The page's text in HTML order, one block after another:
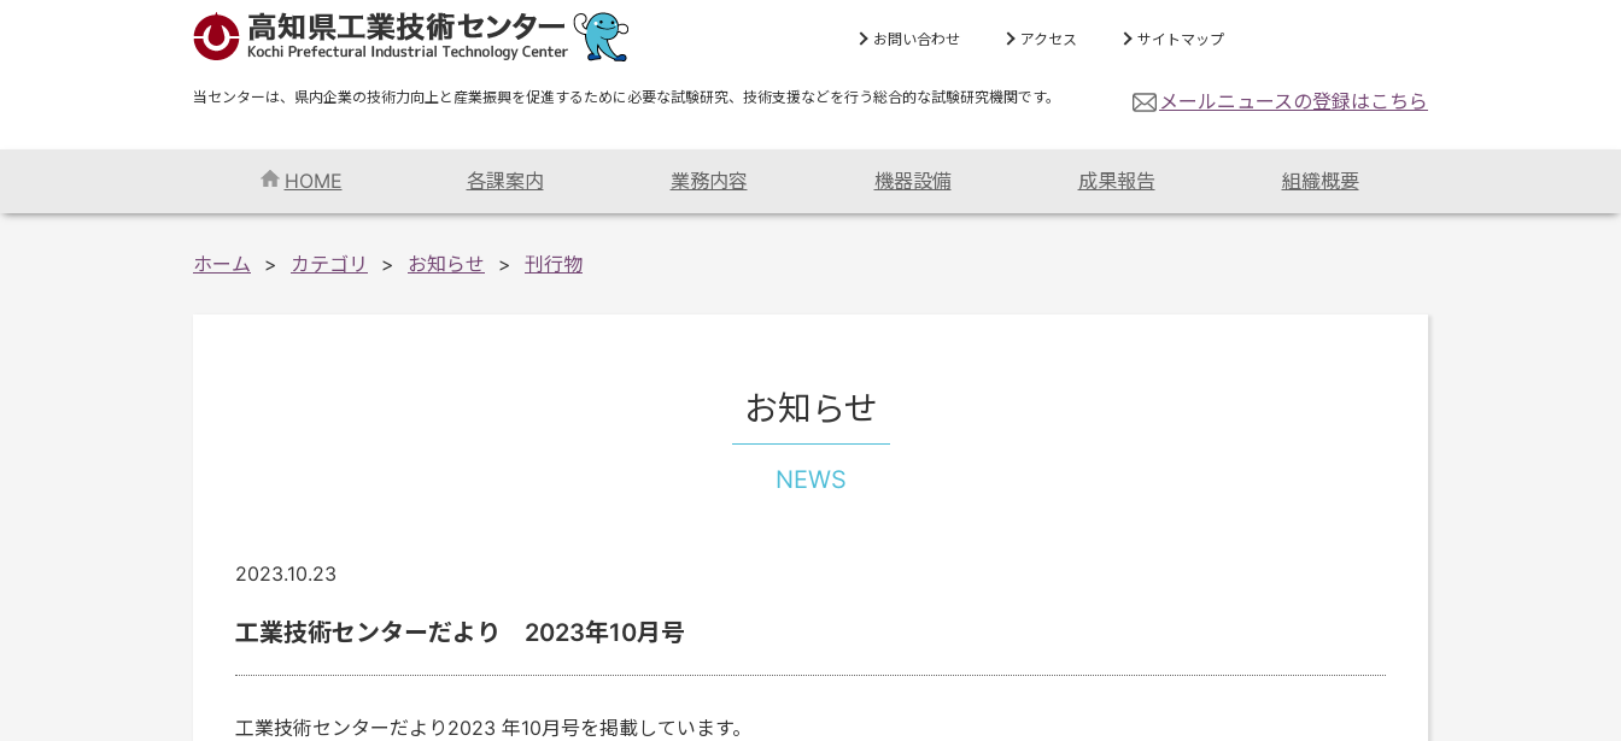
お問い合わせ アクセス サイトマップ
当センターは、県内企業の技術力向上と産業振興を促進するために必要な試験研究、技術支援などを行う総合的な試験研究機関です。 メールニュースの登録はこちら
HOME 各課案内 業務内容 機器設備 成果報告 組織概要
ホーム カテゴリ お知らせ 刊行物
お知らせ
NEWS
2023.10.23
工業技術センターだより 2023年10月号
工業技術センターだより2023 年10月号を掲載しています。